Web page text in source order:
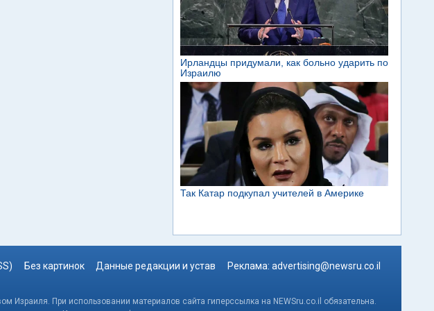
Без картинок Данные редакции и устав Реклама: advertising@newsru.co.il
Израиля. При использовании материалов сайта гиперссылка на NEWSru.co.il обязательна.